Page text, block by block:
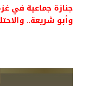
وأبو شريعة.. والاحتلال